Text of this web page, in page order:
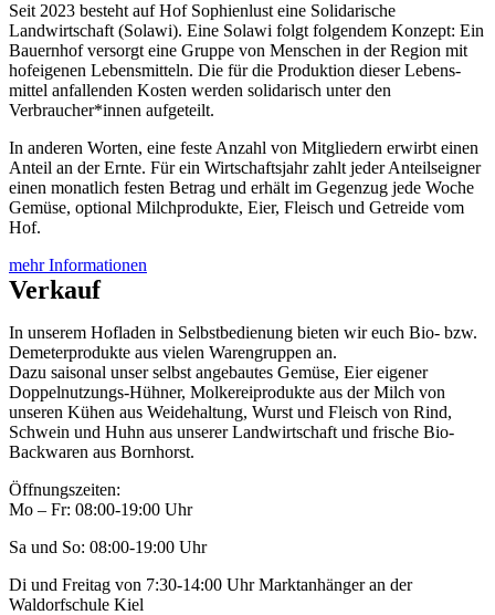
Seit 2023 besteht auf Hof Sophienlust eine Solidarische
Landwirtschaft (Solawi). Eine Solawi folgt folgendem Konzept: Ein
Bauern­hof versorgt eine Gruppe von Menschen in der Region mit
hof­eigenen Lebens­mitteln. Die für die Produktion dieser Lebens­
mittel anfallenden Kosten werden solidarisch unter den
Verbraucher*­innen aufgeteilt.
In anderen Worten, eine feste Anzahl von Mitgliedern erwirbt einen
Anteil an der Ernte. Für ein Wirtschaftsjahr zahlt jeder Anteilseigner
einen monatlich festen Betrag und erhält im Gegenzug jede Woche
Gemüse, optional Milchprodukte, Eier, Fleisch und Getreide vom
Hof.
mehr Informationen
Verkauf
In unserem Hofladen in Selbstbedienung bieten wir euch Bio- bzw.
Demeterprodukte aus vielen Warengruppen an.
Dazu saisonal unser selbst angebautes Gemüse, Eier eigener
Doppelnutzungs-Hühner, Molkereiprodukte aus der Milch von
unseren Kühen aus Weidehaltung, Wurst und Fleisch von Rind,
Schwein und Huhn aus unserer Landwirtschaft und frische Bio-
Backwaren aus Bornhorst.
Öffnungszeiten:
Mo – Fr: 08:00-19:00 Uhr
Sa und So: 08:00-19:00 Uhr
Di und Freitag von 7:30-14:00 Uhr Marktanhänger an der
Waldorfschule Kiel